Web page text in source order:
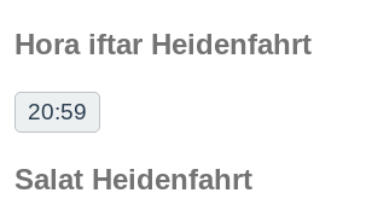
Hora iftar Heidenfahrt
20:59
Salat Heidenfahrt